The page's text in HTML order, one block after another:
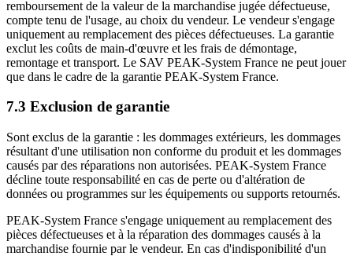
remboursement de la valeur de la marchandise jugée défectueuse,
compte tenu de l'usage, au choix du vendeur. Le vendeur s'engage
uniquement au remplacement des pièces défectueuses. La garantie
exclut les coûts de main-d'œuvre et les frais de démontage,
remontage et transport. Le SAV PEAK-System France ne peut jouer
que dans le cadre de la garantie PEAK-System France.
7.3 Exclusion de garantie
Sont exclus de la garantie : les dommages extérieurs, les dommages
résultant d'une utilisation non conforme du produit et les dommages
causés par des réparations non autorisées. PEAK-System France
décline toute responsabilité en cas de perte ou d'altération de
données ou programmes sur les équipements ou supports retournés.
PEAK-System France s'engage uniquement au remplacement des
pièces défectueuses et à la réparation des dommages causés à la
marchandise fournie par le vendeur. En cas d'indisponibilité d'un